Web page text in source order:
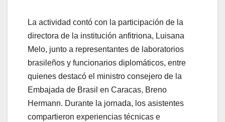
La actividad contó con la participación de la
directora de la institución anfitriona, Luisana
Melo, junto a representantes de laboratorios
brasileños y funcionarios diplomáticos, entre
quienes destacó el ministro consejero de la
Embajada de Brasil en Caracas, Breno
Hermann. Durante la jornada, los asistentes
compartieron experiencias técnicas e